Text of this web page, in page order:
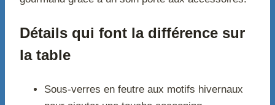
Détails qui font la différence sur
la table
Sous-verres en feutre aux motifs hivernaux